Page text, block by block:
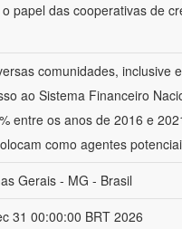
papel das cooperativas de
comunidades, inclusive
ao Sistema Financeiro
entre os anos de 2016 e
como agentes
Gerais - MG - Brasil
31 00:00:00 BRT 2026